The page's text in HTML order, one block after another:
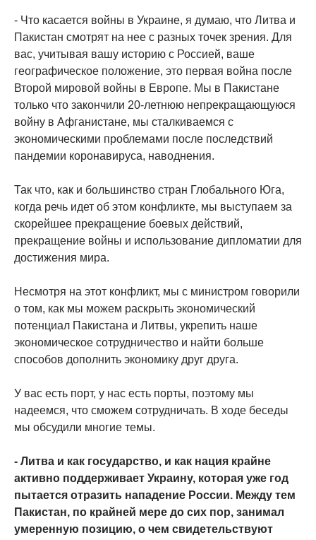
- Что касается войны в Украине, я думаю, что Литва и
Пакистан смотрят на нее с разных точек зрения. Для
вас, учитывая вашу историю с Россией, ваше
географическое положение, это первая война после
Второй мировой войны в Европе. Мы в Пакистане
только что закончили 20-летнюю непрекращающуюся
войну в Афганистане, мы сталкиваемся с
экономическими проблемами после последствий
пандемии коронавируса, наводнения.
Так что, как и большинство стран Глобального Юга,
когда речь идет об этом конфликте, мы выступаем за
скорейшее прекращение боевых действий,
прекращение войны и использование дипломатии для
достижения мира.
Несмотря на этот конфликт, мы с министром говорили
о том, как мы можем раскрыть экономический
потенциал Пакистана и Литвы, укрепить наше
экономическое сотрудничество и найти больше
способов дополнить экономику друг друга.
У вас есть порт, у нас есть порты, поэтому мы
надеемся, что сможем сотрудничать. В ходе беседы
мы обсудили многие темы.
- Литва и как государство, и как нация крайне
активно поддерживает Украину, которая уже год
пытается отразить нападение России. Между тем
Пакистан, по крайней мере до сих пор, занимал
умеренную позицию, о чем свидетельствуют